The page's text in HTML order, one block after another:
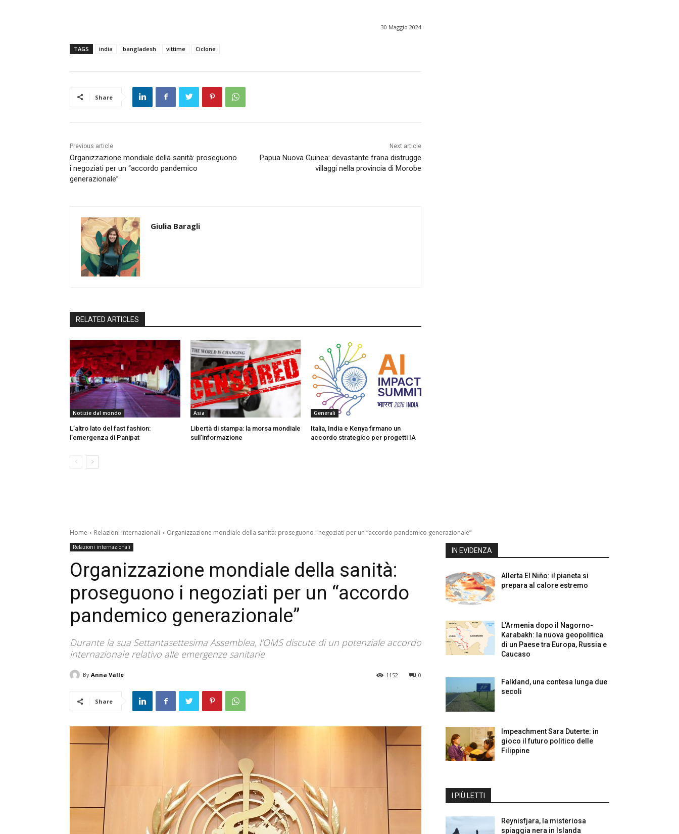
30 Maggio 2024
TAGS india bangladesh vittime Ciclone
Share
Previous article
Organizzazione mondiale della sanità: proseguono
i negoziati per un “accordo pandemico
generazionale”
Next article
Papua Nuova Guinea: devastante frana distrugge
villaggi nella provincia di Morobe
Giulia Baragli
RELATED ARTICLES
Notizie dal mondo
L’altro lato del fast fashion:
l’emergenza di Panipat
Asia
Libertà di stampa: la morsa mondiale
sull’informazione
Generali
Italia, India e Kenya firmano un
accordo strategico per progetti IA